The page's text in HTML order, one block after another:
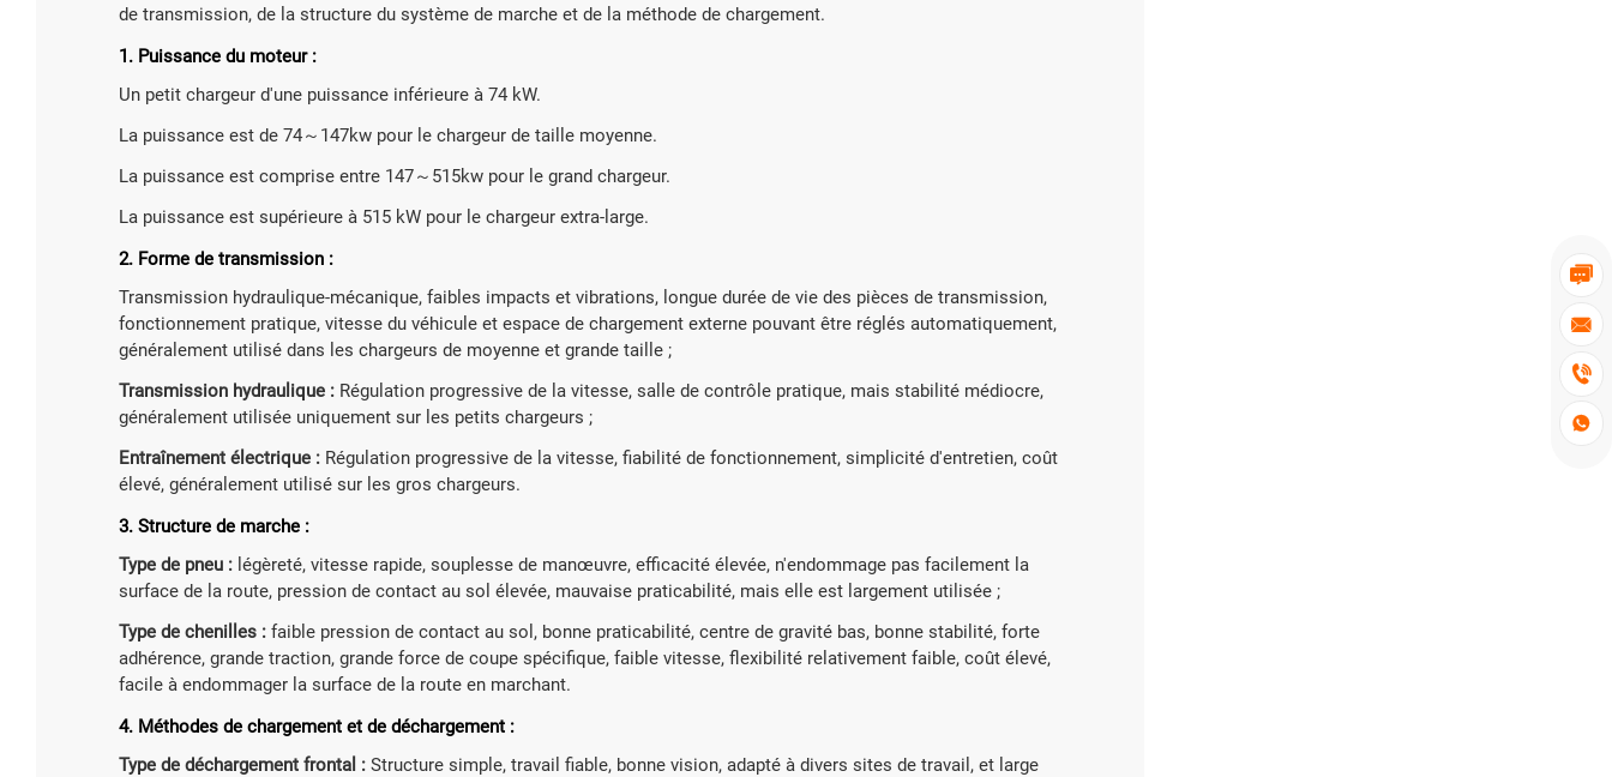




de transmission, de la structure du système de marche et de la méthode de chargement.
1. Puissance du moteur :
Un petit chargeur d'une puissance inférieure à 74 kW.
La puissance est de 74～147kw pour le chargeur de taille moyenne.
La puissance est comprise entre 147～515kw pour le grand chargeur.
La puissance est supérieure à 515 kW pour le chargeur extra-large.
2. Forme de transmission :
Transmission hydraulique-mécanique, faibles impacts et vibrations, longue durée de vie des pièces de transmission,
fonctionnement pratique, vitesse du véhicule et espace de chargement externe pouvant être réglés automatiquement,
généralement utilisé dans les chargeurs de moyenne et grande taille ;
Transmission hydraulique : Régulation progressive de la vitesse, salle de contrôle pratique, mais stabilité médiocre,
généralement utilisée uniquement sur les petits chargeurs ;
Entraînement électrique : Régulation progressive de la vitesse, fiabilité de fonctionnement, simplicité d'entretien, coût
élevé, généralement utilisé sur les gros chargeurs.
3. Structure de marche :
Type de pneu : légèreté, vitesse rapide, souplesse de manœuvre, efficacité élevée, n'endommage pas facilement la
surface de la route, pression de contact au sol élevée, mauvaise praticabilité, mais elle est largement utilisée ;
Type de chenilles : faible pression de contact au sol, bonne praticabilité, centre de gravité bas, bonne stabilité, forte
adhérence, grande traction, grande force de coupe spécifique, faible vitesse, flexibilité relativement faible, coût élevé,
facile à endommager la surface de la route en marchant.
4. Méthodes de chargement et de déchargement :
Type de déchargement frontal : Structure simple, travail fiable, bonne vision, adapté à divers sites de travail, et large